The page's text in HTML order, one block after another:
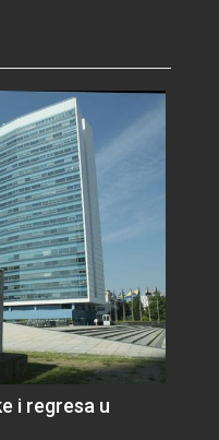
i regresa u